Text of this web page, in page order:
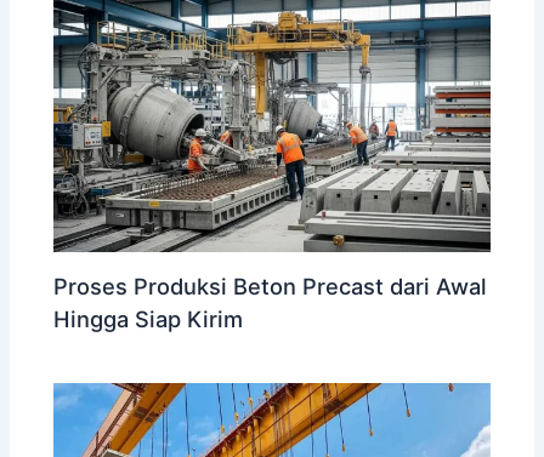
Proses Produksi Beton Precast dari Awal
Hingga Siap Kirim